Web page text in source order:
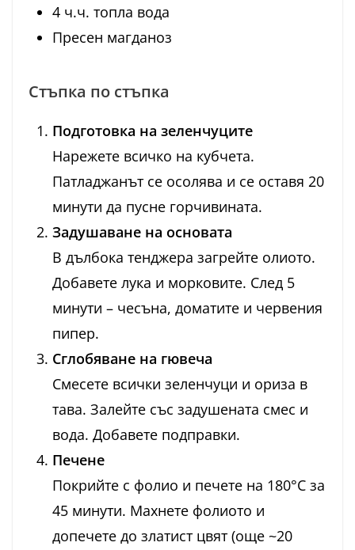
4 ч.ч. топла вода
Пресен магданоз
Стъпка по стъпка
Подготовка на зеленчуците
Нарежете всичко на кубчета.
Патладжанът се осолява и се оставя 20
минути да пусне горчивината.
Задушаване на основата
В дълбока тенджера загрейте олиото.
Добавете лука и морковите. След 5
минути – чесъна, доматите и червения
пипер.
Сглобяване на гювеча
Смесете всички зеленчуци и ориза в
тава. Залейте със задушената смес и
вода. Добавете подправки.
Печене
Покрийте с фолио и печете на 180°C за
45 минути. Махнете фолиото и
допечете до златист цвят (още ~20